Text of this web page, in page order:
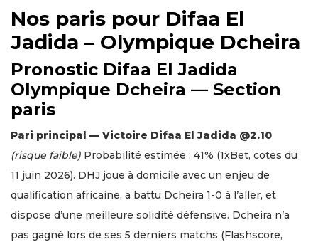
Nos paris pour Difaa El
Jadida – Olympique Dcheira
Pronostic Difaa El Jadida
Olympique Dcheira — Section
paris
Pari principal — Victoire Difaa El Jadida @2.10
(risque faible) Probabilité estimée : 41% (1xBet, cotes du
11 juin 2026). DHJ joue à domicile avec un enjeu de
qualification africaine, a battu Dcheira 1-0 à l’aller, et
dispose d’une meilleure solidité défensive. Dcheira n’a
pas gagné lors de ses 5 derniers matchs (Flashscore,